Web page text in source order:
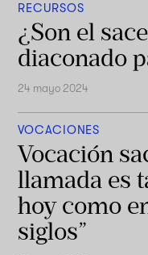
RECURSOS
¿Son el
diaconado
24 mayo 2024
VOCACIONES
Vocación
llamada es
hoy como
siglos”